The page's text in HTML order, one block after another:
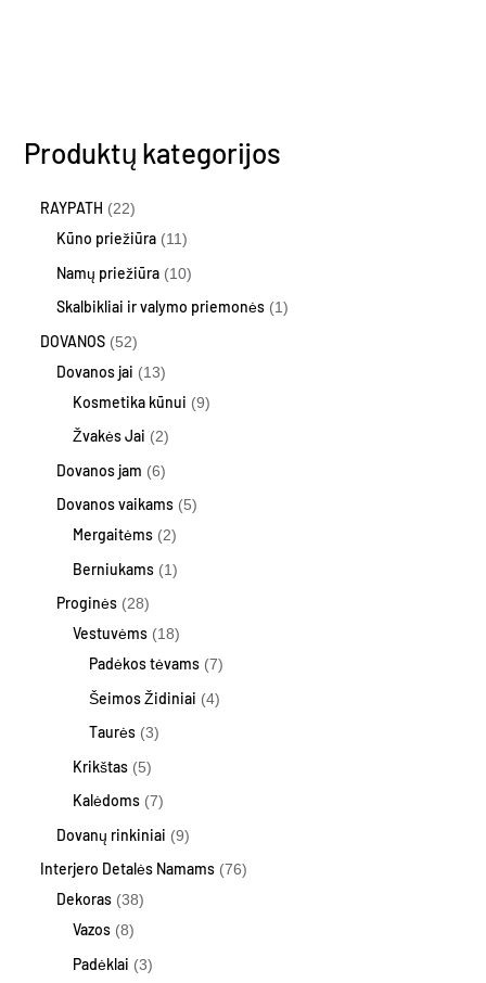
Produktų kategorijos
RAYPATH 22
Kūno priežiūra 11
Namų priežiūra 10
Skalbikliai ir valymo priemonės 1
DOVANOS 52
Dovanos jai 13
Kosmetika kūnui 9
Žvakės Jai 2
Dovanos jam 6
Dovanos vaikams 5
Mergaitėms 2
Berniukams 1
Proginės 28
Vestuvėms 18
Padėkos tėvams 7
Šeimos Židiniai 4
Taurės 3
Krikštas 5
Kalėdoms 7
Dovanų rinkiniai 9
Interjero Detalės Namams 76
Dekoras 38
Vazos 8
Padėklai 3